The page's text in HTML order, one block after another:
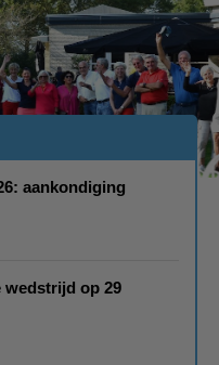
aankondiging
wedstrijd op 29